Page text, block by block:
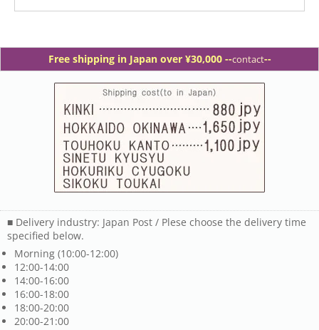
Free shipping in Japan over ¥30,000 --contact--
■ Delivery industry: Japan Post / Plese choose the delivery time
specified below.
Morning (10:00-12:00)
12:00-14:00
14:00-16:00
16:00-18:00
18:00-20:00
20:00-21:00